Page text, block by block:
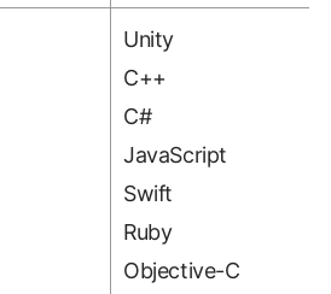
Unity
C++
C#
JavaScript
Swift
Ruby
Objective-C